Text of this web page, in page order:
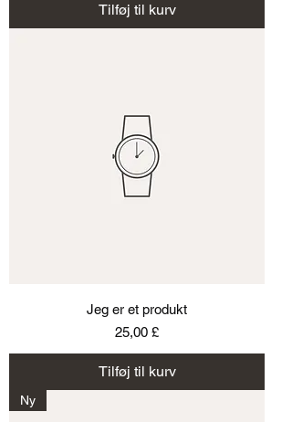
Tilføj til kurv
Jeg er et produkt
Pris
25,00 £
Tilføj til kurv
Ny